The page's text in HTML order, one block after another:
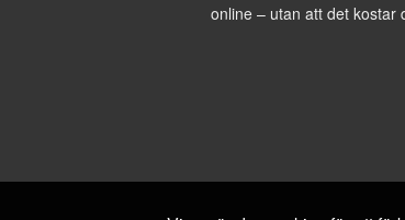
online – utan att det kostar